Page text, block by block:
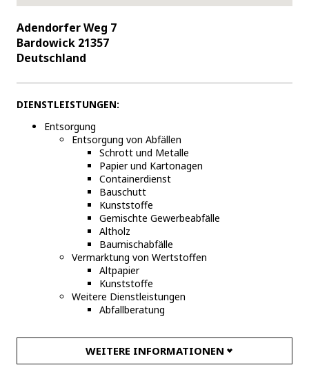
Adendorfer Weg 7
Bardowick 21357
Deutschland
DIENSTLEISTUNGEN:
Entsorgung
Entsorgung von Abfällen
Schrott und Metalle
Papier und Kartonagen
Containerdienst
Bauschutt
Kunststoffe
Gemischte Gewerbeabfälle
Altholz
Baumischabfälle
Vermarktung von Wertstoffen
Altpapier
Kunststoffe
Weitere Dienstleistungen
Abfallberatung
INFORMATIONEN ZUM STANDORT:
Veolia Umweltservice Nord GmbH
WEITERE INFORMATIONEN